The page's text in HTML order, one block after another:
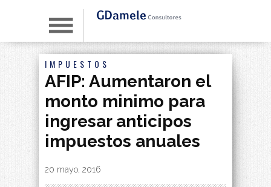
IMPUESTOS
AFIP: Aumentaron el
monto minimo para
ingresar anticipos
impuestos anuales
By|
20 mayo, 2016